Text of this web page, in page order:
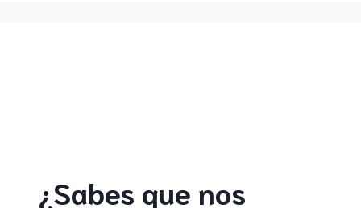
¿Sabes que nos